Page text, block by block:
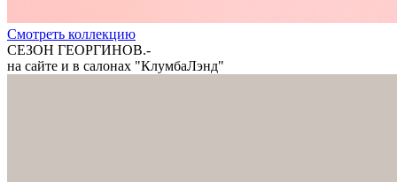
Cмотреть коллекцию
СЕЗОН ГЕОРГИНОВ.-
на сайте и в салонах "КлумбаЛэнд"